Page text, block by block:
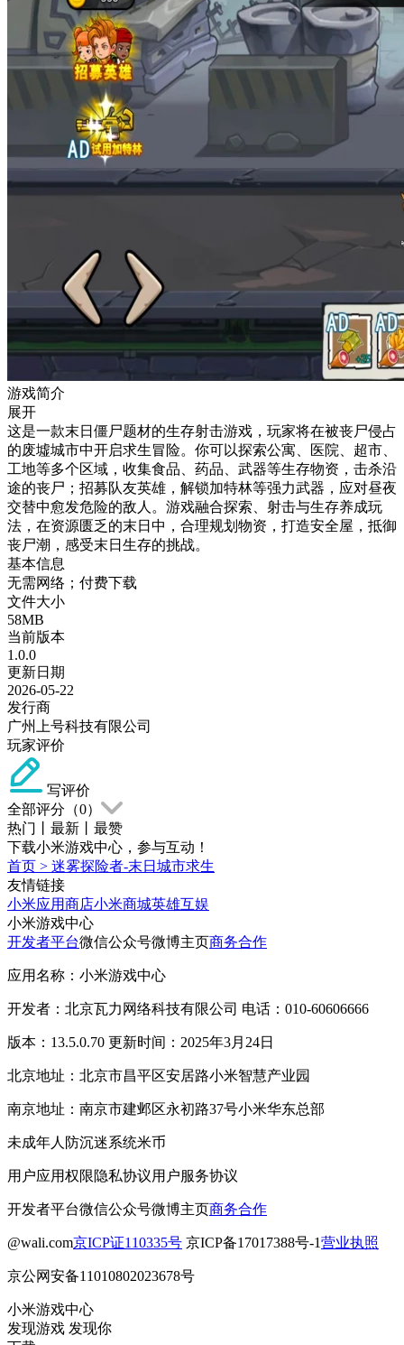
游戏简介
展开
这是一款末日僵尸题材的生存射击游戏，玩家将在被丧尸侵占
的废墟城市中开启求生冒险。你可以探索公寓、医院、超市、
工地等多个区域，收集食品、药品、武器等生存物资，击杀沿
途的丧尸；招募队友英雄，解锁加特林等强力武器，应对昼夜
交替中愈发危险的敌人。游戏融合探索、射击与生存养成玩
法，在资源匮乏的末日中，合理规划物资，打造安全屋，抵御
丧尸潮，感受末日生存的挑战。
基本信息
无需网络；付费下载
文件大小
58MB
当前版本
1.0.0
更新日期
2026-05-22
发行商
广州上号科技有限公司
玩家评价
写评价
全部评分（0）
热门
最新
最赞
下载小米游戏中心，参与互动！
首页 > 迷雾探险者-末日城市求生
友情链接
小米应用商店小米商城英雄互娱
小米游戏中心
开发者平台微信公众号微博主页商务合作
应用名称：小米游戏中心
开发者：北京瓦力网络科技有限公司 电话：010-60606666
版本：13.5.0.70 更新时间：2025年3月24日
北京地址：北京市昌平区安居路小米智慧产业园
南京地址：南京市建邺区永初路37号小米华东总部
未成年人防沉迷系统米币
用户应用权限隐私协议用户服务协议
开发者平台微信公众号微博主页商务合作
@wali.com京ICP证110335号 京ICP备17017388号-1营业执照
京公网安备11010802023678号
小米游戏中心
发现游戏 发现你